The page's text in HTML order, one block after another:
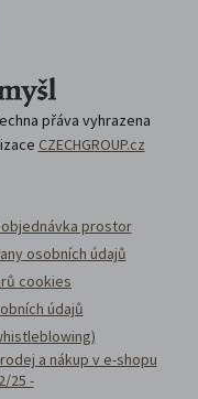
přáva vyhrazena
CZECHGROUP.cz
prostor
osobních údajů
cookies
údajů
a nákup v e-shopu
25 -